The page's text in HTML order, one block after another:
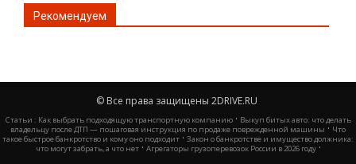
Рекомендуем
© Все права защищены 2DRIVE.RU
Статьи : Как выбрать подходящую транспортную компанию· Выкуп битых авто: что делать
владельцу после ДТП — пошаговая инструкция по продаже поврежденной машины· Что
такое быстрое банкротство и кому оно подходит · Закон о банкротстве и имущество должника:
что могут забрать, а что нет· Агрегаторы грузоперевозок России в 2026 году·